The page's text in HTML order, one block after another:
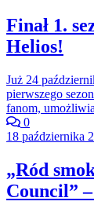
Finał 1.
Helios!
Już 24
pierwszego
fanom,
0
18 października
„Ród
Council”